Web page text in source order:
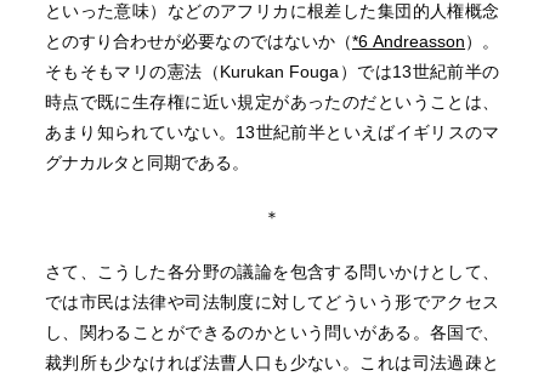
といった意味）などのアフリカに根差した集団的人権概念
とのすり合わせが必要なのではないか（*6 Andreasson）。
そもそもマリの憲法（Kurukan Fouga）では13世紀前半の
時点で既に生存権に近い規定があったのだということは、
あまり知られていない。13世紀前半といえばイギリスのマ
グナカルタと同期である。
＊
さて、こうした各分野の議論を包含する問いかけとして、
では市民は法律や司法制度に対してどういう形でアクセス
し、関わることができるのかという問いがある。各国で、
裁判所も少なければ法曹人口も少ない。これは司法過疎と